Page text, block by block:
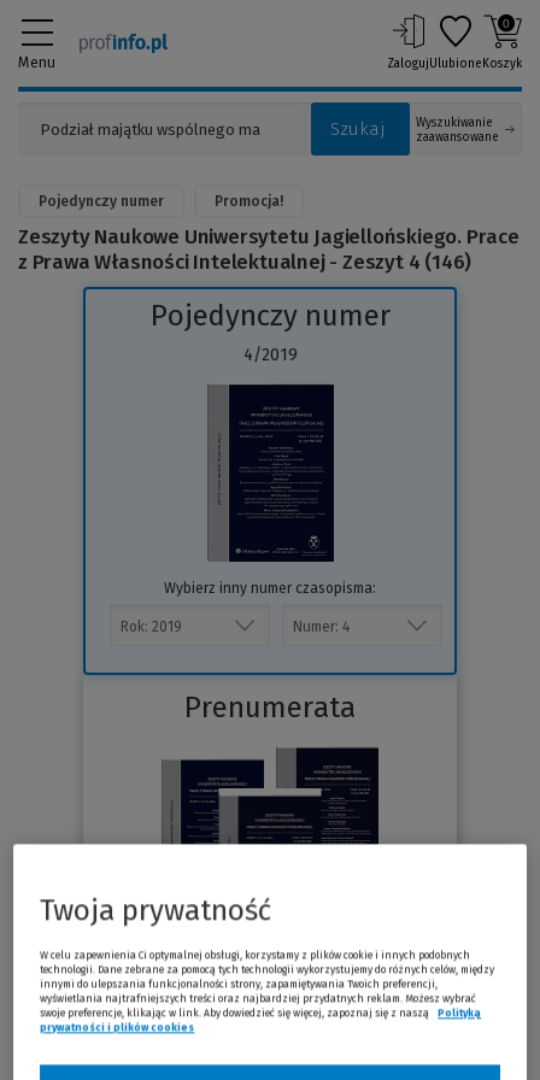
Menu
Szukaj
Wyszukiwanie
zaawansowane
ZalogujUlubione
0
Koszyk
Pojedynczy numer Promocja!
Zeszyty Naukowe Uniwersytetu Jagiellońskiego. Prace
z Prawa Własności Intelektualnej - Zeszyt 4 (146)
Pojedynczy numer
4/2019
Wybierz inny numer czasopisma:
Prenumerata
Sprawdź
Twoja prywatność
W celu zapewnienia Ci optymalnej obsługi, korzystamy z plików cookie i innych podobnych
technologii. Dane zebrane za pomocą tych technologii wykorzystujemy do różnych celów, między
innymi do ulepszania funkcjonalności strony, zapamiętywania Twoich preferencji,
wyświetlania najtrafniejszych treści oraz najbardziej przydatnych reklam. Możesz wybrać
swoje preferencje, klikając w link. Aby dowiedzieć się więcej, zapoznaj się z naszą
Polityką
prywatności i plików cookies